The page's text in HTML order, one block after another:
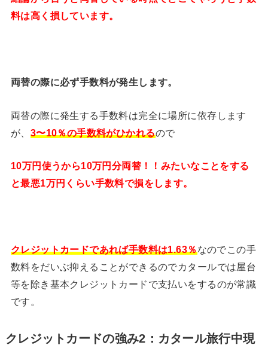
料は高く損しています。
両替の際に必ず手数料が発生します。
両替の際に発生する手数料は完全に場所に依存します
が、 3〜10％の手数料がひかれるので
10万円使うから10万円分両替！！みたいなことをする
と最悪1万円くらい手数料で損をします。
クレジットカードであれば手数料は1.63％ なのでこの手
数料をだいぶ抑えることができるのでカタールでは屋台
等を除き基本クレジットカードで支払いをするのが常識
です。
クレジットカードの強み2：カタール旅行中現